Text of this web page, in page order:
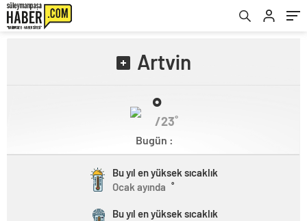
Artvin
˚
/23˚
Bugün :
Bu yıl en yüksek sıcaklık
Ocak ayında ˚
Bu yıl en yüksek sıcaklık